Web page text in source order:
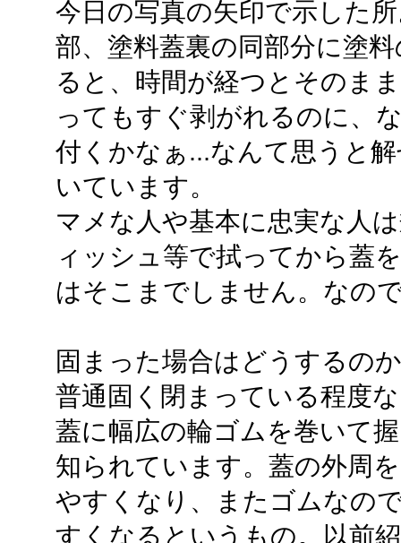
今日の写真の矢印で示した
部、塗料蓋裏の同部分に塗
ると、時間が経つとそのま
ってもすぐ剥がれるのに、
付くかなぁ...なんて思うと
いています。
マメな人や基本に忠実な人
ィッシュ等で拭ってから蓋
はそこまでしません。なの
固まった場合はどうするの
普通固く閉まっている程度
蓋に幅広の輪ゴムを巻いて
知られています。蓋の外周
やすくなり、またゴムなの
すくなるというもの。以前